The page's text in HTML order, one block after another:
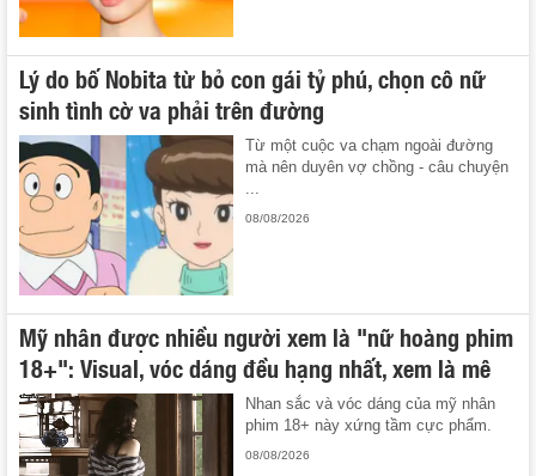
Lý do bố Nobita từ bỏ con gái tỷ phú, chọn cô nữ
sinh tình cờ va phải trên đường
Từ một cuộc va chạm ngoài đường
mà nên duyên vợ chồng - câu chuyện
08/08/2026
Mỹ nhân được nhiều người xem là "nữ hoàng phim
18+": Visual, vóc dáng đều hạng nhất, xem là mê
Nhan sắc và vóc dáng của mỹ nhân
phim 18+ này xứng tầm cực phẩm.
08/08/2026